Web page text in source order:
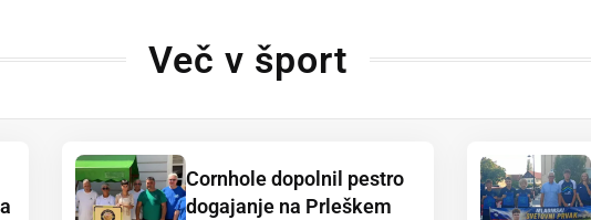
Več v šport
Cornhole dopolnil pestro
dogajanje na Prleškem